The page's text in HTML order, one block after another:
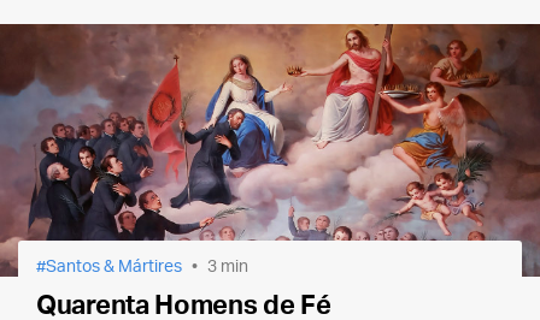
Santos & Mártires 3 min
Quarenta Homens de Fé